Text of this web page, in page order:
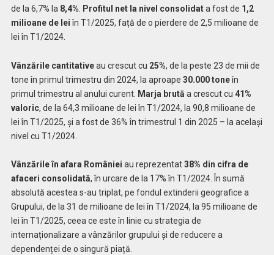
de la 6,7% la 8,4% Profitul net la nivel consolidata fost de 1,2
milioane de leiîn T1/2025, față de o pierdere de 2,5 milioane de
lei în T1/2024.
Vânzările cantitativeau crescut cu 25%, de la peste 23 de mii de
tone în primul trimestru din 2024, la aproape 30.000 toneîn
primul trimestru al anului curent. Marja brută a crescut cu 41%
valoric, de la 64,3 milioane de lei în T1/2024, la 90,8 milioane de
lei în T1/2025, și a fost de 36% în trimestrul 1 din 2025 – la același
nivel cu T1/2024.
Vânzările în afara României au reprezentat38% din cifra de
afaceri consolidată, în urcare de la 17% în T1/2024. În sumă
absolută acestea s-au triplat, pe fondul extinderii geografice a
Grupului, de la 31 de milioane de lei în T1/2024, la 95 milioane de
lei în T1/2025, ceea ce este în linie cu strategia de
internaționalizare a vânzărilor grupului și de reducere a
dependenței de o singură piață.